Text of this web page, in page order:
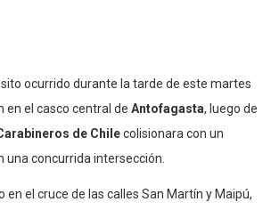
ocurrido durante la tarde de este martes
en el casco central de Antofagasta, luego de
de Chilecolisionara con un
una concurrida intersección.
en el cruce de las calles San Martín y Maipú,